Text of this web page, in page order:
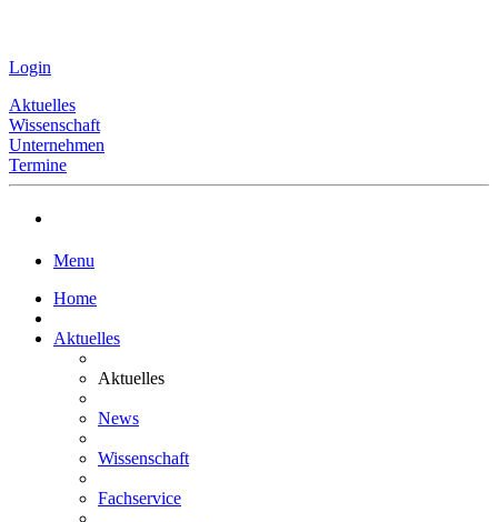
Login
Aktuelles
Wissenschaft
Unternehmen
Termine
Menu
Home
Aktuelles
Aktuelles
News
Wissenschaft
Fachservice